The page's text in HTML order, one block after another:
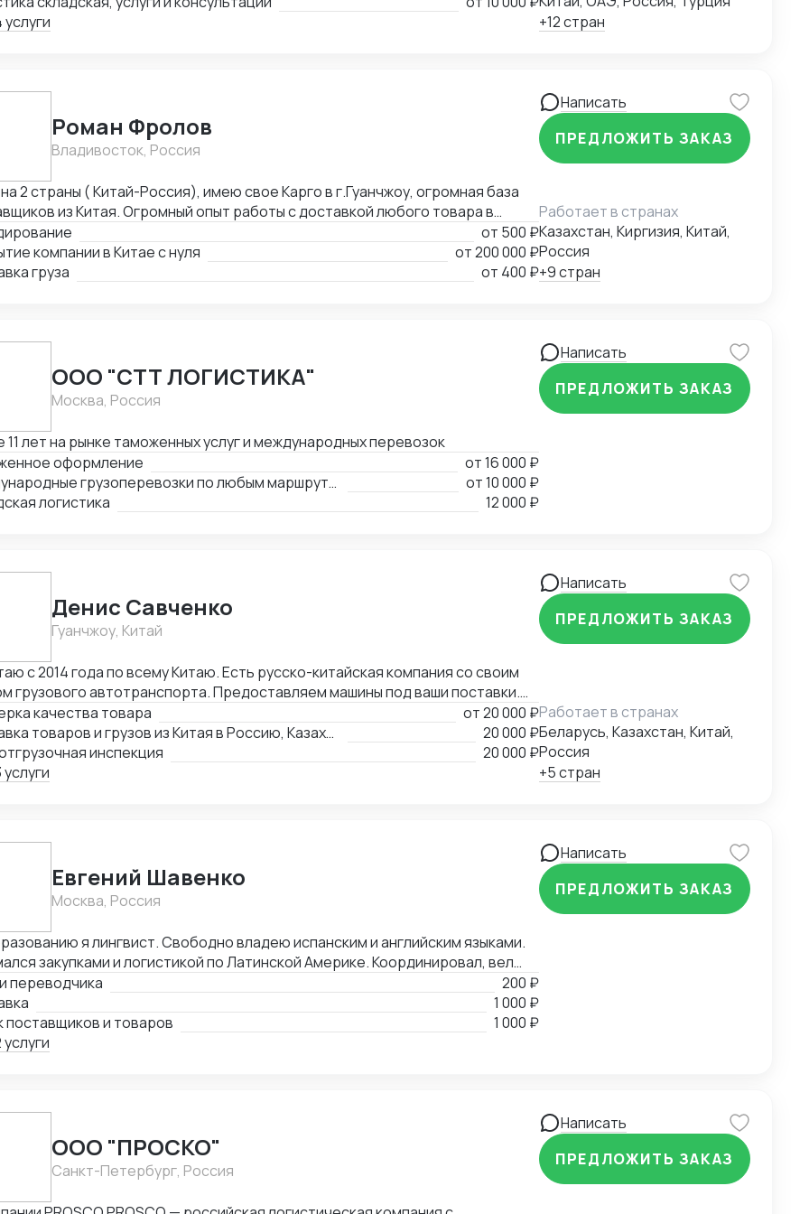
+12 стран
Роман Фролов
Владивосток, Россия
2 страны ( Китай-Россия), имею свое Карго в г.Гуанчжоу, огромная база
из Китая. Огромный опыт работы с доставкой любого товара в
Средней Азии. Поиск, выкуп, валюта, обмен, инспекция.
от 500 ₽
компании в Китае с нуля
от200 000 ₽
груза
от 400 ₽
Написать
ПРЕДЛОЖИТЬ ЗАКАЗ
Работает в странах
Казахстан, Киргизия, Китай,
Россия
+9 стран
ООО "СТТ ЛОГИСТИКА"
Москва, Россия
11 лет на рынке таможенных услуг и международных перевозок
оформление
от16 000 ₽
Международные грузоперевозки по любым маршрутам и любыми видами транспорта
от10 000 ₽
логистика
12 000 ₽
Написать
ПРЕДЛОЖИТЬ ЗАКАЗ
Денис Савченко
Гуанчжоу, Китай
с 2014 года по всему Китаю. Есть русско-китайская компания со своим
грузового автотранспорта. Предоставляем машины под ваши поставки.
склад в Гуанчжоу, ИУ и Маньчжурии. Занимаюсь оказанием различных
в сфере внешней торговли.
качества товара от20 000 ₽
Доставка товаров и грузов из Китая в Россию, Казахстан, Беларусь, Таиланд, Вьетнам, Малайзию
20 000 ₽
инспекция
20 000 ₽
Написать
ПРЕДЛОЖИТЬ ЗАКАЗ
Работает в странах
Беларусь, Казахстан, Китай,
Россия
+5 стран
Евгений Шавенко
Москва, Россия
я лингвист. Свободно владею испанским и английским языками.
закупками и логистикой по Латинской Америке. Координировал, вел
по закупке, согласовал цены DDP. Перевозил товары до складов
В данный момент занимаюсь организацией импорта в Российскую
из Америки. Знаком со всеми первичными документами ВЭД.
переводчика
200 ₽
1 000 ₽
поставщиков и товаров
1 000 ₽
Написать
ПРЕДЛОЖИТЬ ЗАКАЗ
ООО "ПРОСКО"
Санкт-Петербург, Россия
Написать
ПРЕДЛОЖИТЬ ЗАКАЗ